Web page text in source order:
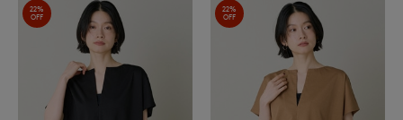
22%
OFF
22%
OFF